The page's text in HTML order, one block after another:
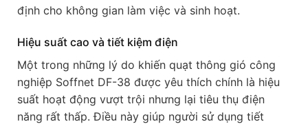
định cho không gian làm việc và sinh hoạt.
Hiệu suất cao và tiết kiệm điện
Một trong những lý do khiến quạt thông gió công
nghiệp Soffnet DF-38 được yêu thích chính là hiệu
suất hoạt động vượt trội nhưng lại tiêu thụ điện
năng rất thấp. Điều này giúp người sử dụng tiết